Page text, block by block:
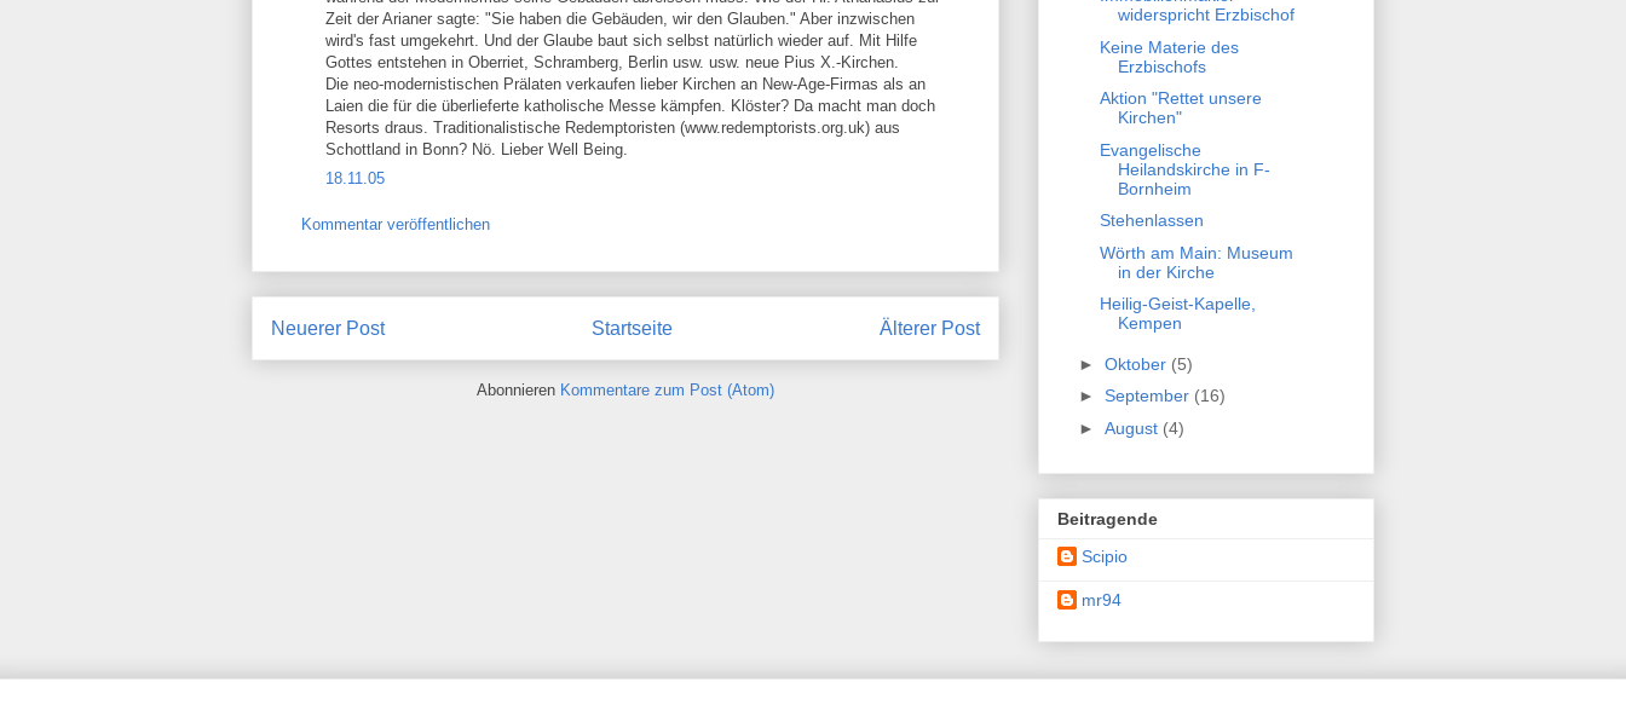
Zeit der Arianer sagte: "Sie haben die Gebäuden, wir den Glauben." Aber inzwischen
wird's fast umgekehrt. Und der Glaube baut sich selbst natürlich wieder auf. Mit Hilfe
Gottes entstehen in Oberriet, Schramberg, Berlin usw. usw. neue Pius X.-Kirchen.
Die neo-modernistischen Prälaten verkaufen lieber Kirchen an New-Age-Firmas als an
Laien die für die überlieferte katholische Messe kämpfen. Klöster? Da macht man doch
Resorts draus. Traditionalistische Redemptoristen (www.redemptorists.org.uk) aus
Schottland in Bonn? Nö. Lieber Well Being.
18.11.05
Kommentar veröffentlichen
Neuerer Post Älterer Post
Startseite
Abonnieren Kommentare zum Post (Atom)
widerspricht Erzbischof
Keine Materie des
Erzbischofs
Aktion "Rettet unsere
Kirchen"
Evangelische
Heilandskirche in F-
Bornheim
Stehenlassen
Wörth am Main: Museum
in der Kirche
Heilig-Geist-Kapelle,
Kempen
► Oktober (5)
► September (16)
► August (4)
Beitragende
Scipio
mr94